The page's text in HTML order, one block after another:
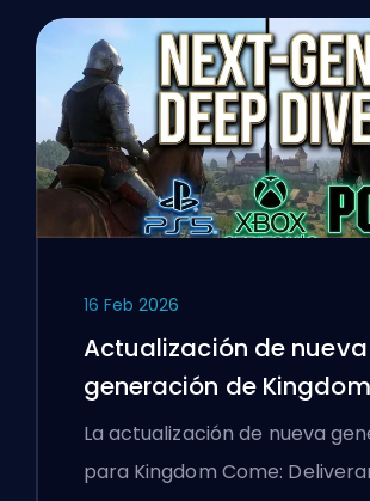
16 Feb 2026
Actualización de nueva
generación de Kingdom
Come: Deliverance: Un
profundo
La actualización de nueva
para Kingdom Come: